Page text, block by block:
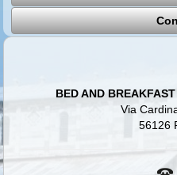
BED AND
Via
56126